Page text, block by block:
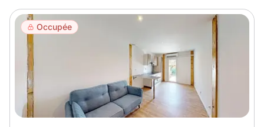
Disponible à partir du
Promotions
Mettre en avant les
promotions sur honoraires
Occupée